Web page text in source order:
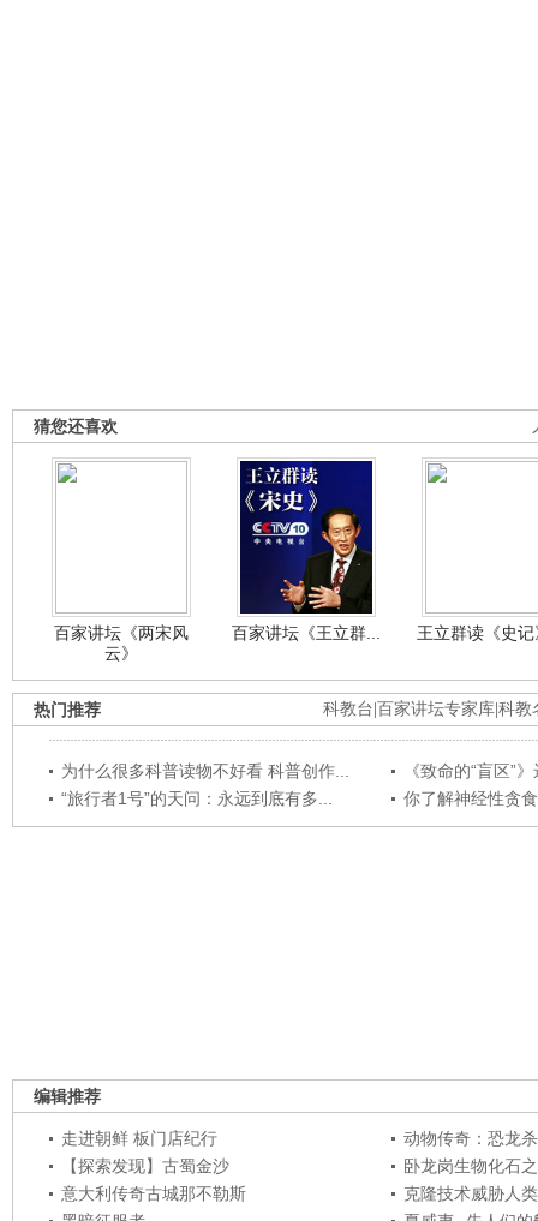
猜您还喜欢
百家讲坛《两宋风
云》
百家讲坛《王立群... 王立群读《史
科教台 百家讲坛专家库 科教
热门推荐
为什么很多科普读物不好看 科普创作...
《致命的“盲区”
“旅行者1号”的天问：永远到底有多...
你了解神经性贪
编辑推荐
走进朝鲜 板门店纪行
动物传奇：恐龙
【探索发现】古蜀金沙
卧龙岗生物化石
意大利传奇古城那不勒斯
克隆技术威胁人